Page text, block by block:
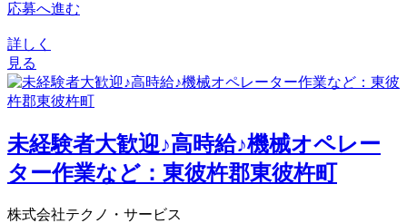
応募へ進む
詳しく
見る
未経験者大歓迎♪高時給♪機械オペレー
ター作業など：東彼杵郡東彼杵町
株式会社テクノ・サービス